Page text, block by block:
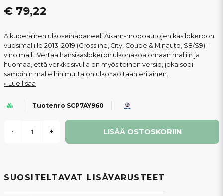
€ 79,22
Alkuperäinen ulkoseinäpaneeli Aixam-mopoautojen käsilokeroon
vuosimallille 2013–2019 (Crossline, City, Coupe & Minauto, S8/S9) –
vino malli. Vertaa hansikaslokeron ulkonäköä omaan malliin ja
huomaa, että verkkosivulla on myös toinen versio, joka sopii
samoihin malleihin mutta on ulkonäöltään erilainen.
Lue lisää
Tuotenro SCP7AY960
- + LISÄÄ OSTOSKORIIN
SUOSITELTAVAT LISÄVARUSTEET